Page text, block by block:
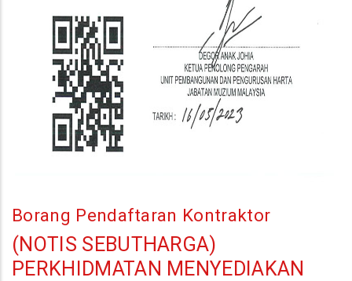
Borang Pendaftaran Kontraktor
(NOTIS SEBUTHARGA)
PERKHIDMATAN MENYEDIAKAN